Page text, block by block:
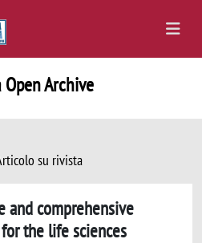
Open Archive
su rivista
and comprehensive
the life sciences